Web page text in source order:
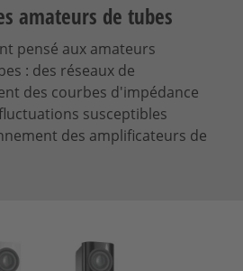
amateurs de tubes
pensé aux amateurs
: des réseaux de
des courbes d'impédance
susceptibles
des amplificateurs de